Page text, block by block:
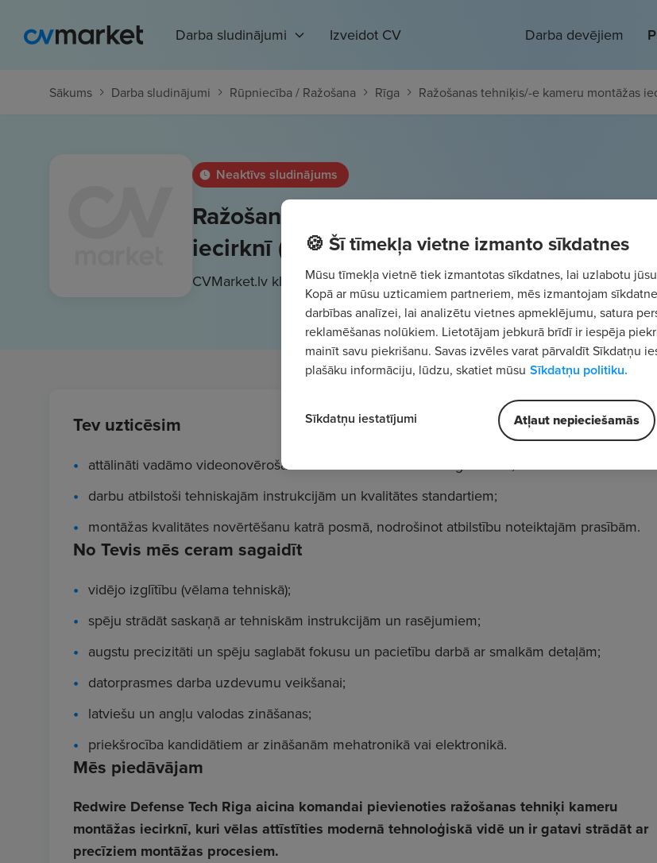
Darba sludinājumi Izveidot CV Darba devējiem
Sākums Darba sludinājumi Rūpniecība / Ražošana Rīga Ražošanas tehniķis/-e kameru montāžas
Neaktīvs sludinājums
Ražošanas tehniķis/-e kameru montāžas
iecirknī (uz noteiktu laiku)
CVMarket.lv klients10€/st.Bruto
Mēs piedāvājam
Redwire Defense Tech Riga aicina komandai pievienoties ražošanas tehniķi kameru
montāžas iecirknī, kuri vēlas attīstīties modernā tehnoloģiskā vidē un ir gatavi strādāt ar
precīziem montāžas procesiem.
No Tevis mēs ceram sagaidīt
vidējo izglītību (vēlama tehniskā);
spēju strādāt saskaņā ar tehniskām instrukcijām un rasējumiem;
augstu precizitāti un spēju saglabāt fokusu un pacietību darbā ar smalkām detaļām;
datorprasmes darba uzdevumu veikšanai;
latviešu un angļu valodas zināšanas;
priekšrocība kandidātiem ar zināšanām mehatronikā vai elektronikā.
Tev uzticēsim
attālināti vadāmo videonovērošanas sistēmu montāžu un regulēšanu;
darbu atbilstoši tehniskajām instrukcijām un kvalitātes standartiem;
montāžas kvalitātes novērtēšanu katrā posmā, nodrošinot atbilstību noteiktajām prasībām.
🍪 Šī tīmekļa vietne izmanto sīkdatnes
Mūsu tīmekļa vietnē tiek izmantotas sīkdatnes, lai uzlabotu
Kopā ar mūsu uzticamiem partneriem, mēs izmantojam
darbības analīzei, lai analizētu vietnes apmeklējumu, satura
reklamēšanas nolūkiem. Lietotājam jebkurā brīdī ir iespēja
mainīt savu piekrišanu. Savas izvēles varat pārvaldīt Sīkdatņu
plašāku informāciju, lūdzu, skatiet mūsu Sīkdatņu politiku.
Sīkdatņu iestatījumi Atļaut nepieciešamās